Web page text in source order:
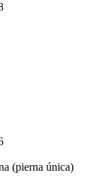
(pierna única)